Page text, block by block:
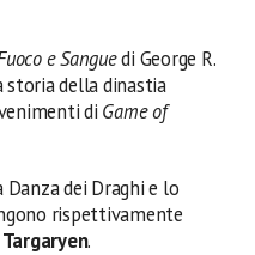
e Sanguedi George R.
storia della dinastia
di Game of
dei Draghi e lo
rispettivamente
.